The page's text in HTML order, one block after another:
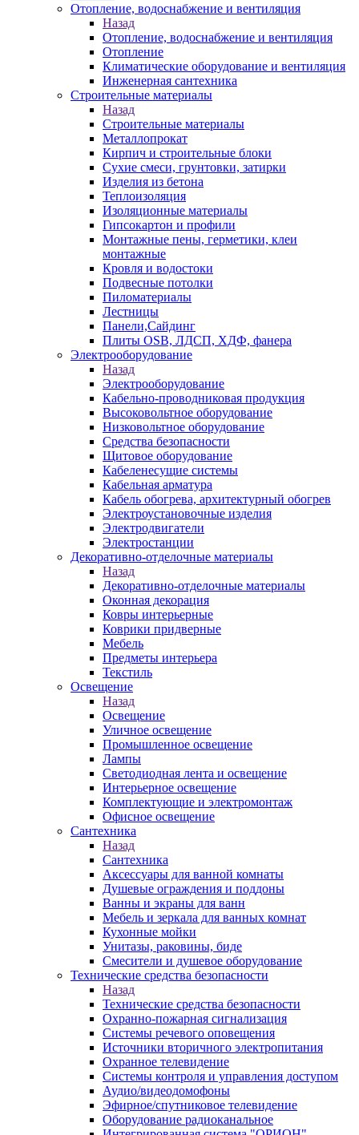
Отопление, водоснабжение и вентиляция
Назад
Отопление, водоснабжение и вентиляция
Отопление
Климатические оборудование и вентиляция
Инженерная сантехника
Строительные материалы
Назад
Строительные материалы
Металлопрокат
Кирпич и строительные блоки
Сухие смеси, грунтовки, затирки
Изделия из бетона
Теплоизоляция
Изоляционные материалы
Гипсокартон и профили
Монтажные пены, герметики, клеи
монтажные
Кровля и водостоки
Подвесные потолки
Пиломатериалы
Лестницы
Панели,Сайдинг
Плиты OSB, ЛДСП, ХДФ, фанера
Электрооборудование
Назад
Электрооборудование
Кабельно-проводниковая продукция
Высоковольтное оборудование
Низковольтное оборудование
Средства безопасности
Щитовое оборудование
Кабеленесущие системы
Кабельная арматура
Кабель обогрева, архитектурный обогрев
Электроустановочные изделия
Электродвигатели
Электростанции
Декоративно-отделочные материалы
Назад
Декоративно-отделочные материалы
Оконная декорация
Ковры интерьерные
Коврики придверные
Мебель
Предметы интерьера
Текстиль
Освещение
Назад
Освещение
Уличное освещение
Промышленное освещение
Лампы
Светодиодная лента и освещение
Интерьерное освещение
Комплектующие и электромонтаж
Офисное освещение
Сантехника
Назад
Сантехника
Аксессуары для ванной комнаты
Душевые ограждения и поддоны
Ванны и экраны для ванн
Мебель и зеркала для ванных комнат
Кухонные мойки
Унитазы, раковины, биде
Смесители и душевое оборудование
Технические средства безопасности
Назад
Технические средства безопасности
Охранно-пожарная сигнализация
Системы речевого оповещения
Источники вторичного электропитания
Охранное телевидение
Системы контроля и управления доступом
Аудио/видеодомофоны
Эфирное/спутниковое телевидение
Оборудование радиоканальное